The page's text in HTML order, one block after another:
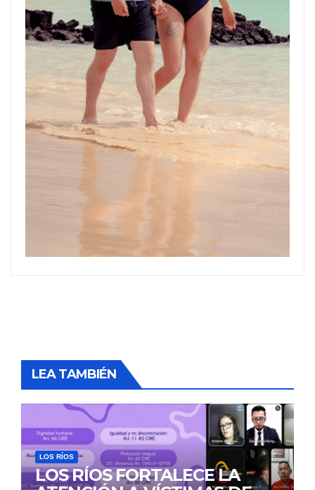
LEA TAMBIÉN
LOS RÍOS
LOS RÍOS FORTALECE LA